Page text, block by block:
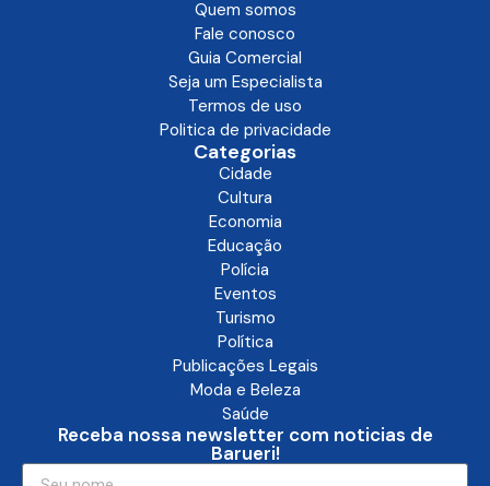
Quem somos
Fale conosco
Guia Comercial
Seja um Especialista
Termos de uso
Politica de privacidade
Categorias
Cidade
Cultura
Economia
Educação
Polícia
Eventos
Turismo
Política
Publicações Legais
Moda e Beleza
Saúde
Receba nossa newsletter com noticias de
Barueri!